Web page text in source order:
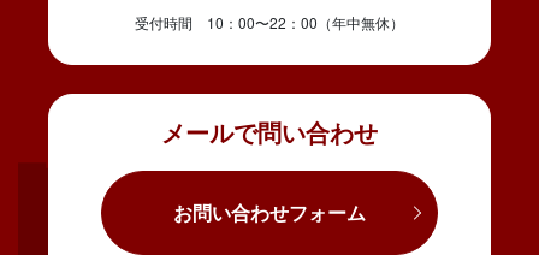
メールで問い合わせ
お問い合わせフォーム
受付時間 10：00〜22：00（年中無休）